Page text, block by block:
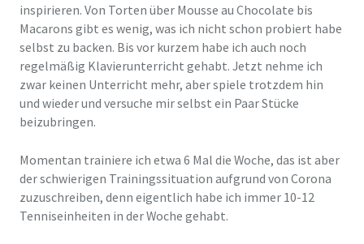
inspirieren. Von Torten über Mousse au Chocolate bis
Macarons gibt es wenig, was ich nicht schon probiert habe
selbst zu backen. Bis vor kurzem habe ich auch noch
regelmäßig Klavierunterricht gehabt. Jetzt nehme ich
zwar keinen Unterricht mehr, aber spiele trotzdem hin
und wieder und versuche mir selbst ein Paar Stücke
beizubringen.
Momentan trainiere ich etwa 6 Mal die Woche, das ist aber
der schwierigen Trainingssituation aufgrund von Corona
zuzuschreiben, denn eigentlich habe ich immer 10-12
Tenniseinheiten in der Woche gehabt.